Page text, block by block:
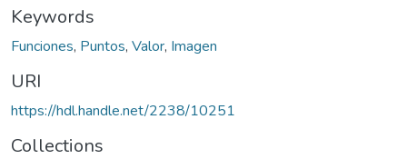
Keywords
Funciones, Puntos, Valor, Imagen
URI
https://hdl.handle.net/2238/10251
Collections